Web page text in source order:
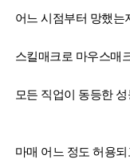
어느 시점부터 망했는
스킬매크로 마우스매
모든 직업이 동등한
마매 어느 정도 허용되